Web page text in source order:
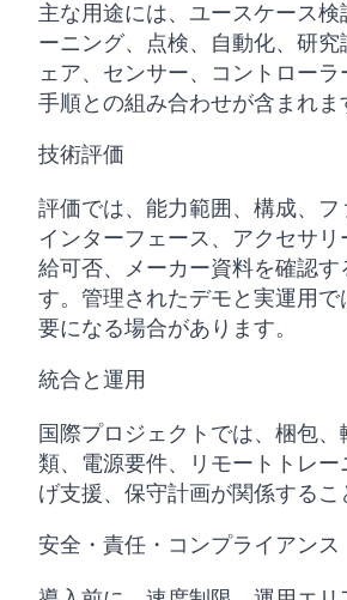
主な用途には、ユースケース検
ーニング、点検、自動化、研究
ェア、センサー、コントロー
手順との組み合わせが含まれま
技術評価
評価では、能力範囲、構成、フ
インターフェース、アクセサ
給可否、メーカー資料を確認す
す。管理されたデモと実運用
要になる場合があります。
統合と運用
国際プロジェクトでは、梱包
類、電源要件、リモートトレー
げ支援、保守計画が関係するこ
安全・責任・コンプライアンス